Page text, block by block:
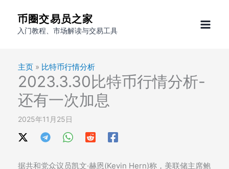
币圈交易员之家
入门教程、市场解读与交易工具
主页 » 比特币行情分析
2023.3.30比特币行情分析-
还有一次加息
2025年11月25日
据共和党众议员凯文·赫恩(Kevin Hern)称，美联储主席鲍